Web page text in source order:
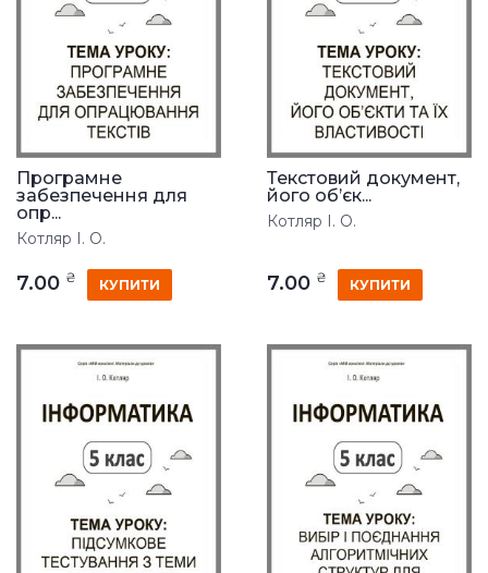
Програмне
забезпечення для
опр...
Котляр І. О.
7.00 ₴ КУПИТИ
Текстовий документ,
його об’єк...
Котляр І. О.
7.00 ₴ КУПИТИ